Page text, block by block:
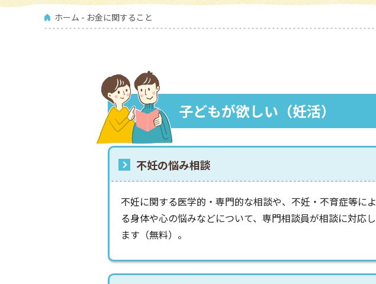
ホーム - お金に関すること
子どもが欲しい（妊活）
不妊の悩み相談
不妊に関する医学的・専門的な相談や、不妊・不育症等によ
る身体や心の悩みなどについて、専門相談員が相談に対応し
ます（無料）。